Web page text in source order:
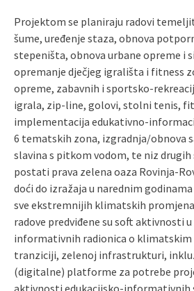
Projektom se planiraju radovi
šume, uređenje staza, obnova
stepeništa, obnova urbane opreme i
opremanje dječjeg igrališta i fitness
opreme, zabavnih i sportsko-
igrala, zip-line, golovi, stolni tenis,
implementacija edukativno-
6 tematskih zona, izgradnja/obnova
slavina s pitkom vodom, te niz drugih
postati prava zelena oaza Rovinja-
doći do izražaja u narednim
sve ekstremnijih klimatskih
radove predviđene su soft aktivnosti
informativnih radionica o
tranziciji, zelenoj infrastrukturi,
(digitalne) platforme za potrebe
aktivnosti edukacijsko-informativnih